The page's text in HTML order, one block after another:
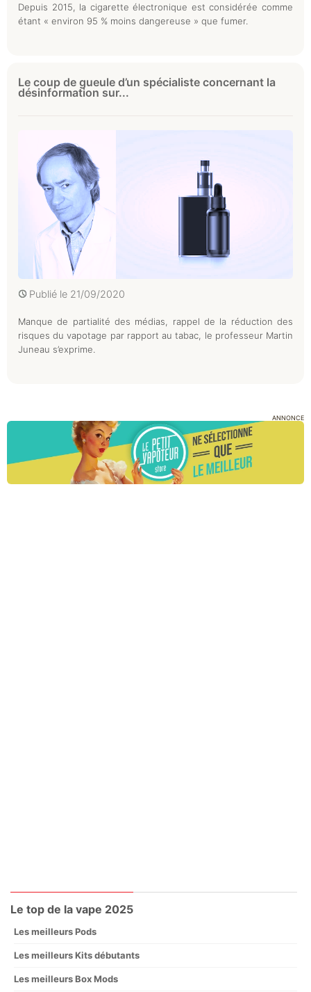
Depuis 2015, la cigarette électronique est considérée comme
étant « environ 95 % moins dangereuse » que fumer.
Le coup de gueule d’un spécialiste concernant la
désinformation sur...
Publié le 21/09/2020
Manque de partialité des médias, rappel de la réduction des
risques du vapotage par rapport au tabac, le professeur Martin
Juneau s’exprime.
ANNONCE
Le top de la vape 2025
Les meilleurs Pods
Les meilleurs Kits débutants
Les meilleurs Box Mods